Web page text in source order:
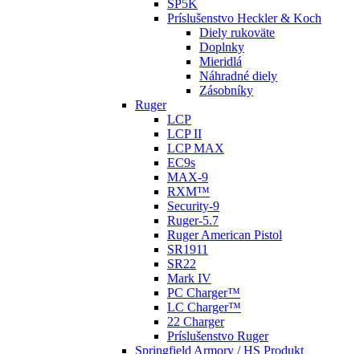
SP5K
Príslušenstvo Heckler & Koch
Diely rukoväte
Doplnky
Mieridlá
Náhradné diely
Zásobníky
Ruger
LCP
LCP II
LCP MAX
EC9s
MAX-9
RXM™
Security-9
Ruger-5.7
Ruger American Pistol
SR1911
SR22
Mark IV
PC Charger™
LC Charger™
22 Charger
Príslušenstvo Ruger
Springfield Armory / HS Produkt